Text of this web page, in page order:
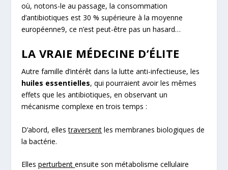
où, notons-le au passage, la consommation
d’antibiotiques est 30 % supérieure à la moyenne
européenne9, ce n’est peut-être pas un hasard…
LA VRAIE MÉDECINE D’ÉLITE
Autre famille d’intérêt dans la lutte anti-infectieuse, les
huiles essentielles, qui pourraient avoir les mêmes
effets que les antibiotiques, en observant un
mécanisme complexe en trois temps :
D’abord, ellestraversent les membranes biologiques de
la bactérie.
Ellesperturbentensuite son métabolisme cellulaire